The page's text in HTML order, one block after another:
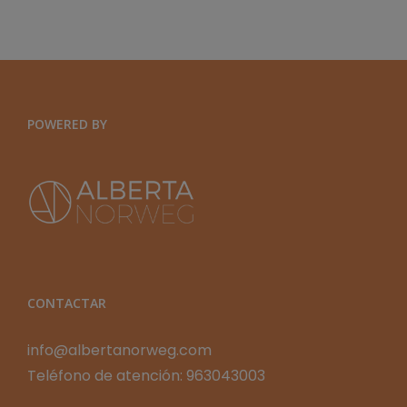
EXPONENCIALES
POWERED BY
CONTACTAR
info@albertanorweg.com
Teléfono de atención: 963043003